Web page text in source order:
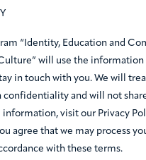
“Identity, Education and
will use the information
in touch with you. We will
and will not
visit our Privacy
agree that we may process
with these terms.